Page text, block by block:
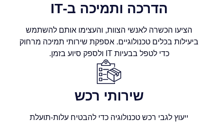
הדרכה ותמיכה ב-IT
הציעו הכשרה לאנשי הצוות, והעצימו אותם להשתמש
ביעילות בכלים טכנולוגיים. אספקת שירותי תמיכה מרחוק
כדי לטפל בבעיות IT ולספק סיוע בזמן.
שירותי רכש
ייעוץ לגבי רכש טכנולוגיה כדי להבטיח עלות-תועלת